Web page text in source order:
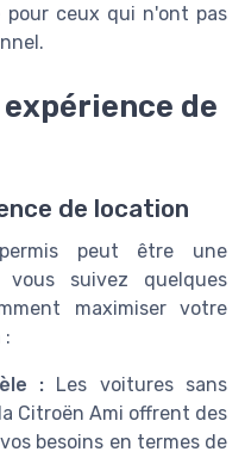
ceux qui n'ont pas
de
de location
peut être une
vous suivez quelques
maximiser votre
:
: Les voitures sans
Citroën Ami offrent des
besoins en termes de